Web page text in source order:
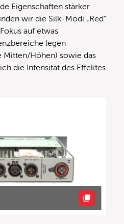
Eigenschaften stärker
wir die Silk-Modi „Red“
auf etwas
legen
Höhen) sowie das
die Intensität des Effektes